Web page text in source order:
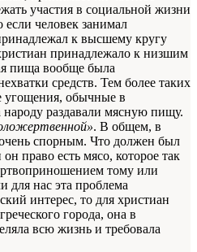
участия в социальной жизни
человек занимал
к высшему кругу
принадлежало к низшим
пища вообще была
средств. Тем более таких
угощения, обычные в
раздавали мясную пищу.
. В общем, в
спорным. Что должен был
право есть мясо, которое так
тому или
для нас эта проблема
интерес, то для христиан
города, она в
всю жизнь и требовала